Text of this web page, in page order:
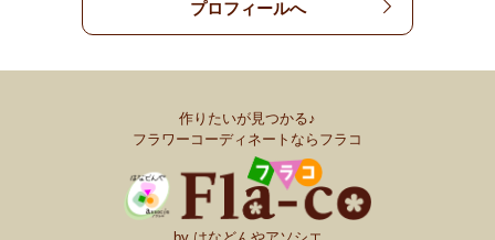
プロフィールへ
作りたいが見つかる♪
フラワーコーディネートならフラコ